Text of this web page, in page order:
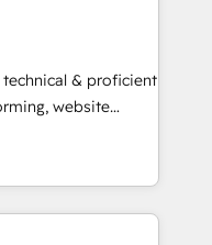
executed over a
analysis,
Leveraging
on
leads.
& proficient
website
in multi-hub
& enterprise